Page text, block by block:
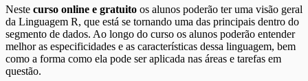
Neste curso online e gratuito os alunos poderão ter uma visão geral
da Linguagem R, que está se tornando uma das principais dentro do
segmento de dados. Ao longo do curso os alunos poderão entender
melhor as especificidades e as características dessa linguagem, bem
como a forma como ela pode ser aplicada nas áreas e tarefas em
questão.